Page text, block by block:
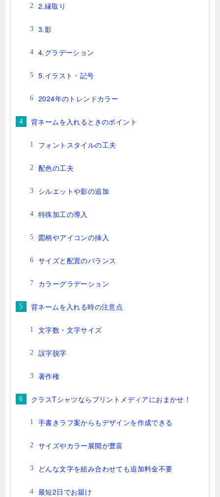
2.縁取り
3.影
4.グラデーション
5.イラスト・記号
2024年のトレンドカラー
背ネームを入れるときのポイント
フォントスタイルの工夫
配色の工夫
シルエットや影の追加
特殊加工の導入
図柄やアイコンの挿入
サイズと配置のバランス
カラーグラデーション
背ネームを入れる時の注意点
文字数・文字サイズ
誤字脱字
著作権
クラスTシャツならプリントメディアにおまかせ！
手書きラフ案からもデザインを作成できる
サイズやカラー展開が豊富
どんな文字を組み合わせても追加料金不要
最短2日でお届け